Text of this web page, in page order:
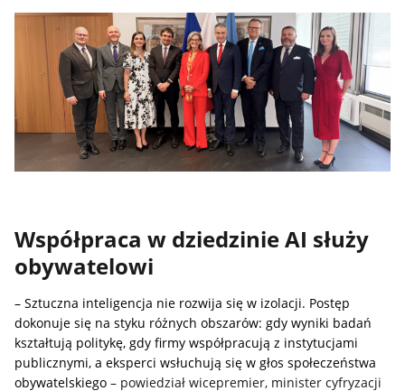
Współpraca w dziedzinie AI służy
obywatelowi
– Sztuczna inteligencja nie rozwija się w izolacji. Postęp
dokonuje się na styku różnych obszarów: gdy wyniki badań
kształtują politykę, gdy firmy współpracują z instytucjami
publicznymi, a eksperci wsłuchują się w głos społeczeństwa
obywatelskiego – powiedział wicepremier, minister cyfryzacji